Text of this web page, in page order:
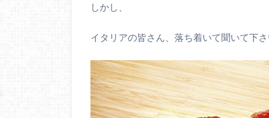
しかし、
イタリアの皆さん、落ち着いて聞いて下さ